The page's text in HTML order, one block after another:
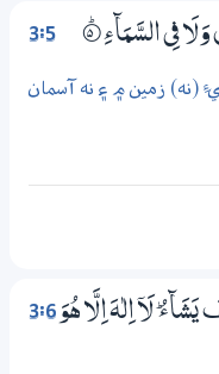
3:5 فِي السَّمَاۗءِ 5‏۝ۭ
(نه) زمين ۾ ۽ نه آسمان
3:6 لَآ اِلٰهَ اِلَّا ھُوَ